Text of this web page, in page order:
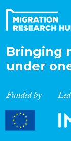
Bringing
under
Funded by